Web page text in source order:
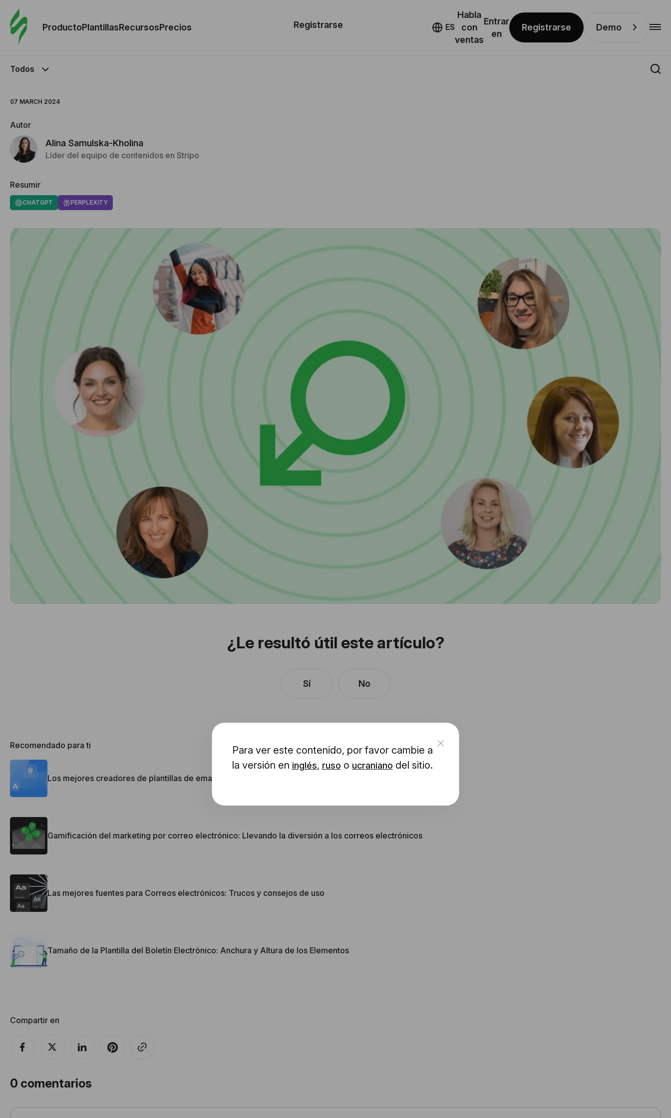
ProductoPlantillasRecursosPrecios Registrarse ES
Habla
con
ventas
Entrar
en
Registrarse Demo
Todos
07 MARCH 2024
Autor
Alina Samulska-Kholina
Líder del equipo de contenidos en Stripo
Resumir
CHATGPT PERPLEXITY
Para ver este contenido, por favor cambie a
la versión en inglés, ruso o ucraniano del sitio.
¿Le resultó útil este artículo?
Sí No
Recomendado para ti
Los mejores creadores de plantillas de email en 2026: probados y clasificados
Gamificación del marketing por correo electrónico: Llevando la diversión a los correos electrónicos
Las mejores fuentes para Correos electrónicos: Trucos y consejos de uso
Tamaño de la Plantilla del Boletín Electrónico: Anchura y Altura de los Elementos
Compartir en
0 comentarios